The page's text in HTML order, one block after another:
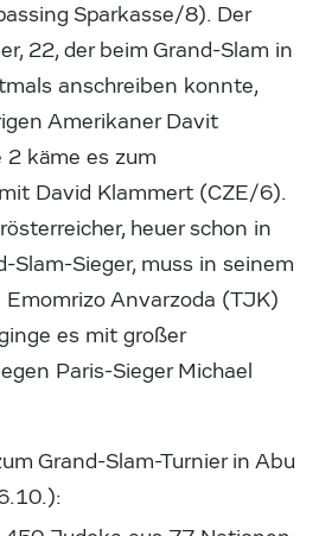
Sparkasse/8). Der
22, der beim Grand-Slam in
anschreiben konnte,
Amerikaner Davit
2 käme es zum
David Klammert (CZE/6).
heuer schon in
Slam-Sieger, muss in seinem
Anvarzoda (TJK)
es mit großer
Paris-Sieger Michael
Grand-Slam-Turnier in Abu